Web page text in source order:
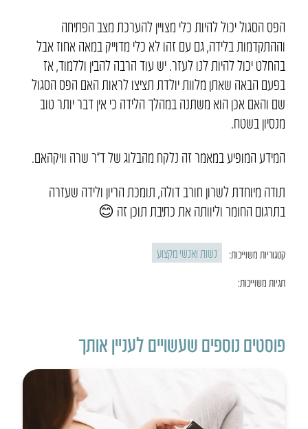
הפס הסגול יכול להיות כלי מצויין להערכת מצב הפתיחה
וההתקדמות בלידה, גם עם זהו לא כלי מדוייק במאה אחוז אבל
בהחלט יכול להיות לנו לעזר. יש עוד הרבה להבין וללמוד, אז
בפעם הבאה שאתן מלוות יולדת תציצו לראות האם הפס הסגול
שם והאם אכן הוא משתנה במהלך הלידה כי אין דבר יותר טוב
מנסיון בשטח.
המידע המופיע במאמר זה נלקח מהבלוג של ד”ר שרה וויקהאם.
תודה מיוחדת לשרון חורב דולה, תומכת הריון ולידה שעזרה
בתרגום החומר וליוותה את כתיבת תוכן זה 😊
קטגוריות משוייכות: נשות ואנשי מקצוע
תגיות משוייכות:
פוסטים נוספים שעשויים לעניין אותך